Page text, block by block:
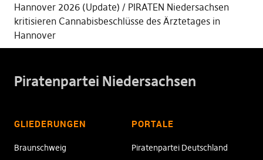
Hannover 2026 (Update)
PIRATEN Niedersachsen
kritisieren Cannabisbeschlüsse des Ärztetages in
Hannover
Piratenpartei Niedersachsen
GLIEDERUNGEN
Braunschweig
PORTALE
Piratenpartei Deutschland